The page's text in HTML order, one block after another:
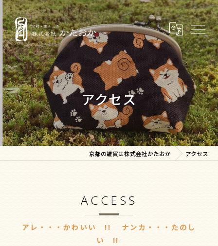
アクセス
京都の雑貨は株式会社かたおか アクセス
アレ・・・かわいい !! ナンカ・・・たのし
い !!
ACCESS